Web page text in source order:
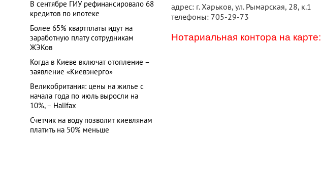
В сентябре ГИУ рефинансировало 68
кредитов по ипотеке
Более 65% квартплаты идут на
заработную плату сотрудникам
ЖЭКов
Когда в Киеве включат отопление –
заявление «Киевэнерго»
Великобритания: цены на жилье с
начала года по июль выросли на
10%, – Halifax
Счетчик на воду позволит киевлянам
платить на 50% меньше
адрес: г. Харьков, ул. Рымарская, 28, к.1
телефоны: 705-29-73
Нотариальная контора на карте: